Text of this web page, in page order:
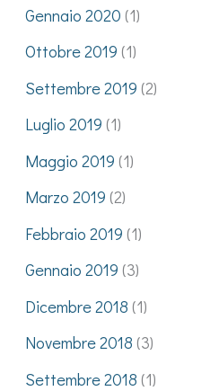
Gennaio 2020 (1)
Ottobre 2019 (1)
Settembre 2019 (2)
Luglio 2019 (1)
Maggio 2019 (1)
Marzo 2019 (2)
Febbraio 2019 (1)
Gennaio 2019 (3)
Dicembre 2018 (1)
Novembre 2018 (3)
Settembre 2018 (1)